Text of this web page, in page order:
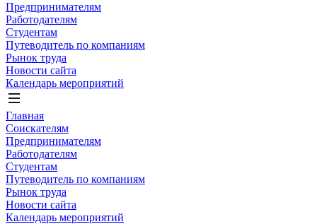
Предпринимателям
Работодателям
Студентам
Путеводитель по компаниям
Рынок труда
Новости сайта
Календарь мероприятий
Главная
Соискателям
Предпринимателям
Работодателям
Студентам
Путеводитель по компаниям
Рынок труда
Новости сайта
Календарь мероприятий